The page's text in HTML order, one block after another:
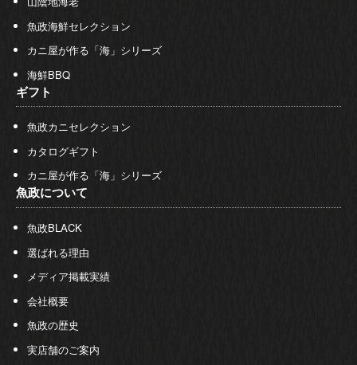
魚政海鮮セレクション
カニ屋が作る「海」シリーズ
海鮮BBQ
ギフト
魚政カニセレクション
カタログギフト
カニ屋が作る「海」シリーズ
魚政について
魚政BLACK
選ばれる理由
メディア掲載実績
会社概要
魚政の歴史
実店舗のご案内